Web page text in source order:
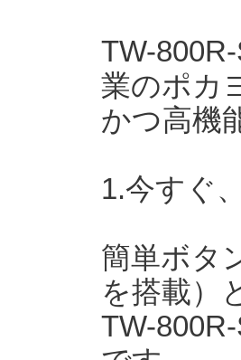
TW-
業のポカ
かつ高機
1.今すぐ
簡単ボタ
を搭載）
TW-